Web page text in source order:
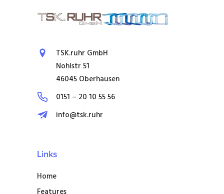
TSK.ruhr GmbH
Nohlstr 51
46045 Oberhausen
0151 – 20 10 55 56
info@tsk.ruhr
Links
Home